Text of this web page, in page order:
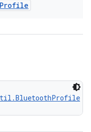
Profile